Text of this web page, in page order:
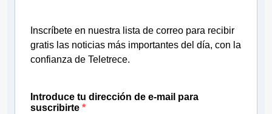
Inscríbete en nuestra lista de correo para recibir
gratis las noticias más importantes del día, con la
confianza de Teletrece.
Introduce tu dirección de e-mail para
suscribirte